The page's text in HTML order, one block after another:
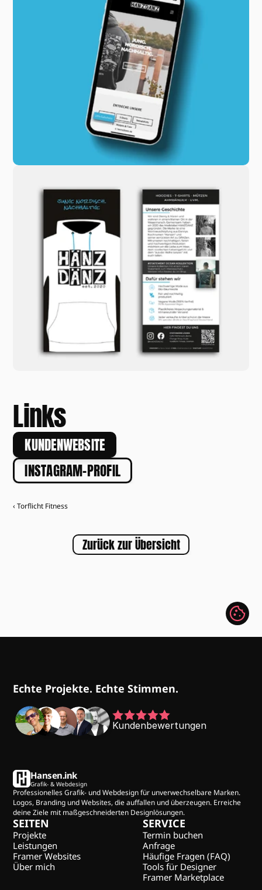
Links
KUNDENWEBSITE
INSTAGRAM-PROFIL
‹ Torflicht Fitness
Zurück zur Übersicht
Echte Projekte. Echte Stimmen.
Kundenbewertungen
Hansen.ink
Grafik- & Webdesign
Professionelles Grafik- und Webdesign für unverwechselbare Marken.
Logos, Branding und Websites, die auffallen und überzeugen. Erreiche
deine Ziele mit maßgeschneiderten Designlösungen.
SEITEN
Projekte
Leistungen
Framer Websites
Über mich
SERVICE
Termin buchen
Anfrage
Häufige Fragen (FAQ)
Tools für Designer
Framer Marketplace